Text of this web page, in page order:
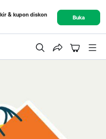
& kupon diskon
Buka